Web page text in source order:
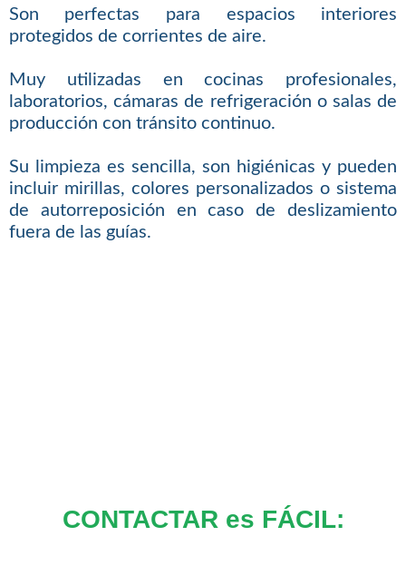
Son perfectas para espacios interiores
protegidos de corrientes de aire.
Muy utilizadas en cocinas profesionales,
laboratorios, cámaras de refrigeración o salas de
producción con tránsito continuo.
Su limpieza es sencilla, son higiénicas y pueden
incluir mirillas, colores personalizados o sistema
de autorreposición en caso de deslizamiento
fuera de las guías.
CONTACTAR es FÁCIL: